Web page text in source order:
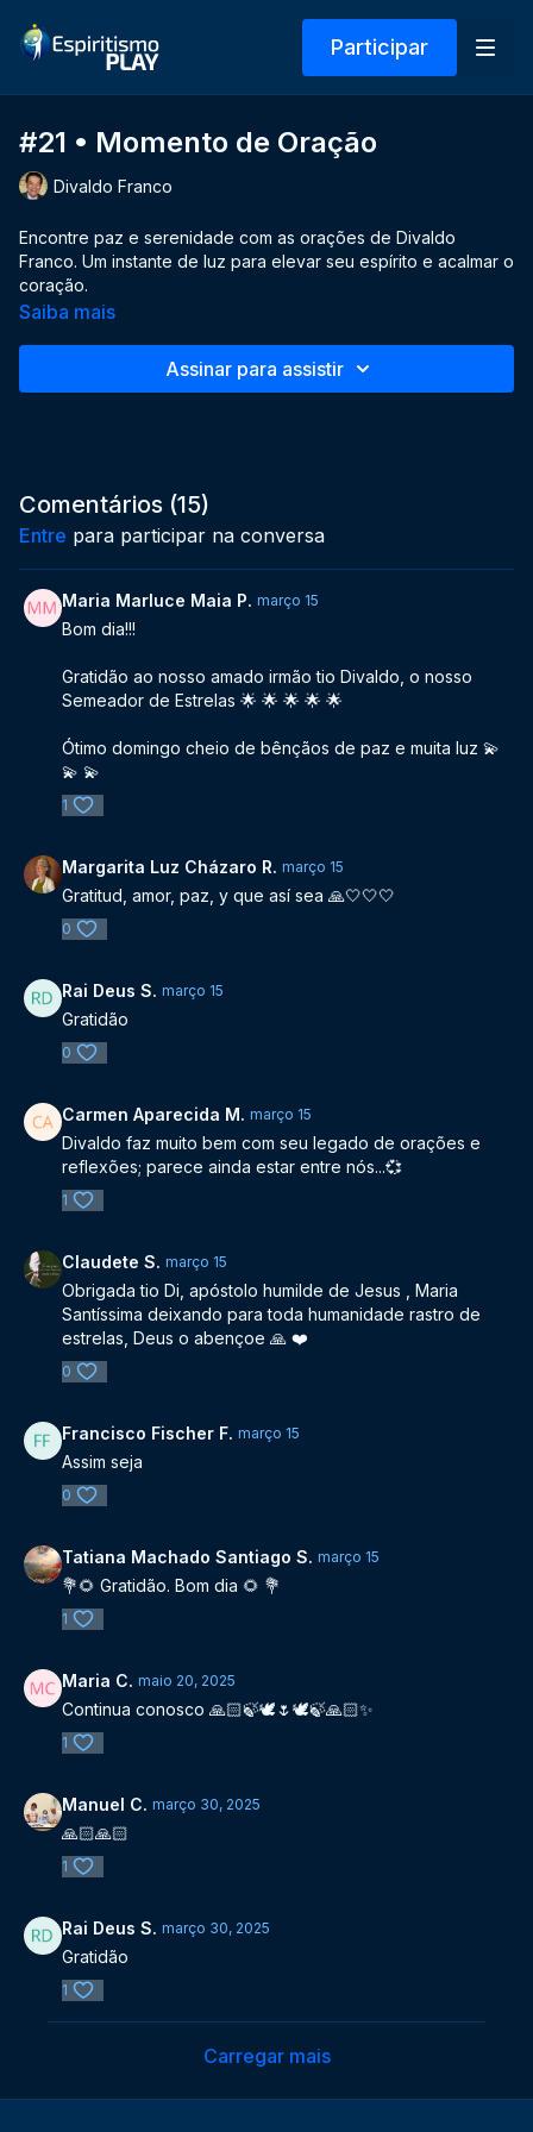
Participar
#21 • Momento de Oração
Divaldo Franco
Encontre paz e serenidade com as orações de Divaldo
Franco. Um instante de luz para elevar seu espírito e acalmar o
coração.
Saiba mais
Assinar para assistir
Comentários (15)
Entre para participar na conversa
Maria Marluce Maia P. março 15
Bom dia!!!
Gratidão ao nosso amado irmão tio Divaldo, o nosso
Semeador de Estrelas 🌟 🌟 🌟 🌟 🌟
Ótimo domingo cheio de bênçãos de paz e muita luz 💫
💫 💫
1
Margarita Luz Cházaro R. março 15
Gratitud, amor, paz, y que así sea 🙏🤍🤍🤍
0
Rai Deus S. março 15
Gratidão
0
Carmen Aparecida M. março 15
Divaldo faz muito bem com seu legado de orações e
reflexões; parece ainda estar entre nós...💞
1
Claudete S. março 15
Obrigada tio Di, apóstolo humilde de Jesus , Maria
Santíssima deixando para toda humanidade rastro de
estrelas, Deus o abençoe 🙏 ❤️
0
Francisco Fischer F. março 15
Assim seja
0
Tatiana Machado Santiago S. março 15
💐🌻 Gratidão. Bom dia 🌻 💐
1
Maria C. maio 20, 2025
Continua conosco 🙏🏻🍃🕊🌷🕊🍃🙏🏻✨️
1
Manuel C. março 30, 2025
🙏🏻🙏🏻
1
Rai Deus S. março 30, 2025
Gratidão
1
Carregar mais